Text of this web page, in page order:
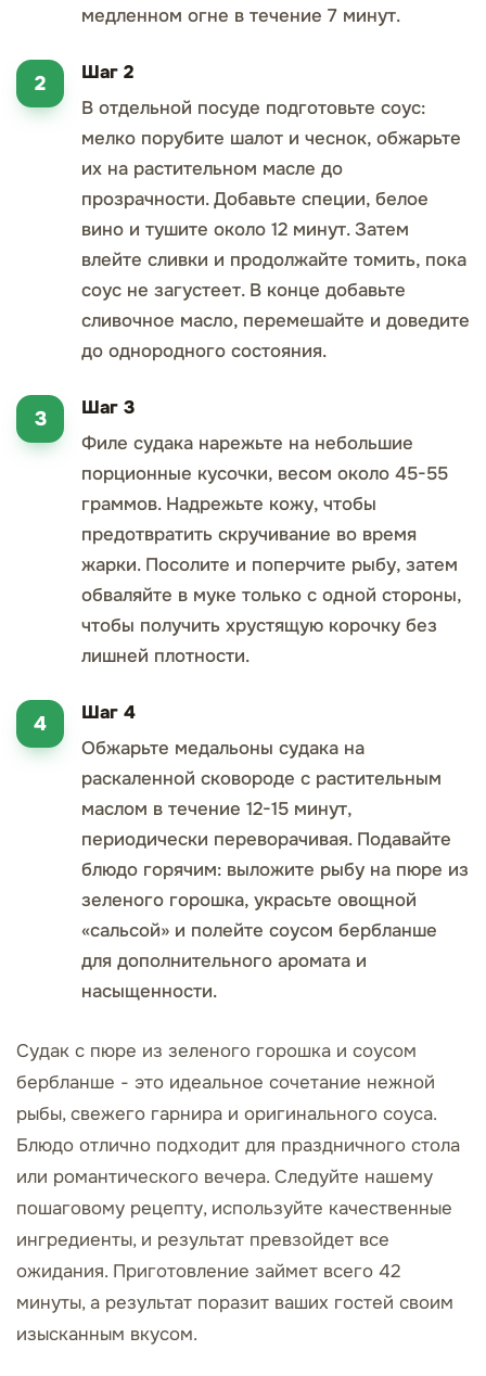
медленном огне в течение 7 минут.
Шаг 2
В отдельной посуде подготовьте соус:
мелко порубите шалот и чеснок, обжарьте
их на растительном масле до
прозрачности. Добавьте специи, белое
вино и тушите около 12 минут. Затем
влейте сливки и продолжайте томить, пока
соус не загустеет. В конце добавьте
сливочное масло, перемешайте и доведите
до однородного состояния.
Шаг 3
Филе судака нарежьте на небольшие
порционные кусочки, весом около 45-55
граммов. Надрежьте кожу, чтобы
предотвратить скручивание во время
жарки. Посолите и поперчите рыбу, затем
обваляйте в муке только с одной стороны,
чтобы получить хрустящую корочку без
лишней плотности.
Шаг 4
Обжарьте медальоны судака на
раскаленной сковороде с растительным
маслом в течение 12-15 минут,
периодически переворачивая. Подавайте
блюдо горячим: выложите рыбу на пюре из
зеленого горошка, украсьте овощной
«сальсой» и полейте соусом бербланше
для дополнительного аромата и
насыщенности.
Судак с пюре из зеленого горошка и соусом
бербланше - это идеальное сочетание нежной
рыбы, свежего гарнира и оригинального соуса.
Блюдо отлично подходит для праздничного стола
или романтического вечера. Следуйте нашему
пошаговому рецепту, используйте качественные
ингредиенты, и результат превзойдет все
ожидания. Приготовление займет всего 42
минуты, а результат поразит ваших гостей своим
изысканным вкусом.